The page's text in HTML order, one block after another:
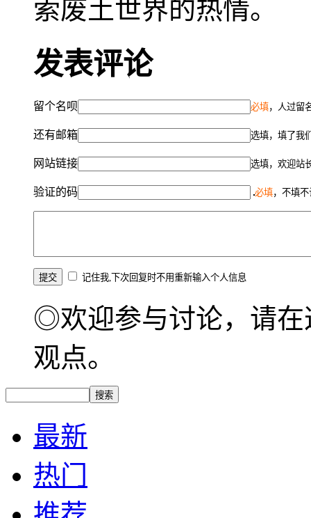
索废土世界的热情。
发表评论
留个名呗 必填，人过留
还有邮箱 选填，填了我
网站链接 选填，欢迎站
验证的码 必填，不填
记住我,下次回复时不用重新输入个人信息
◎欢迎参与讨论，请在
观点。
最新
热门